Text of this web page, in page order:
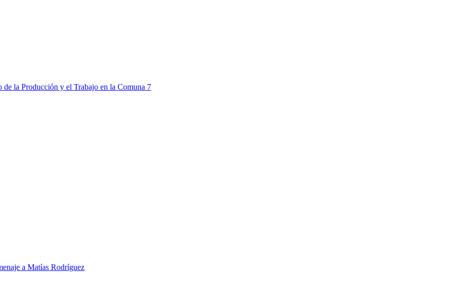
de la Producción y el Trabajo en la Comuna 7
a Matías Rodríguez